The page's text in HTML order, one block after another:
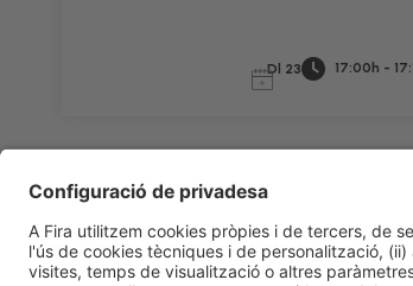
Dl 23 17:00h -